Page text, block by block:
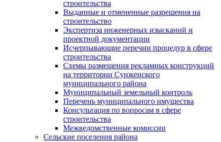
строительства
Выданные и отмененные разрешения на
строительство
Экспертиза инженерных изысканий и
проектной документации
Исчерпывающие перечни процедур в сфере
строительства
Схемы размещения рекламных конструкций
на территории Сунженского
муниципального района
Муниципальный земельный контроль
Перечень муниципального имущества
Консультация по вопросам в сфере
строительства
Межведомственные комиссии
Сельские поселения района